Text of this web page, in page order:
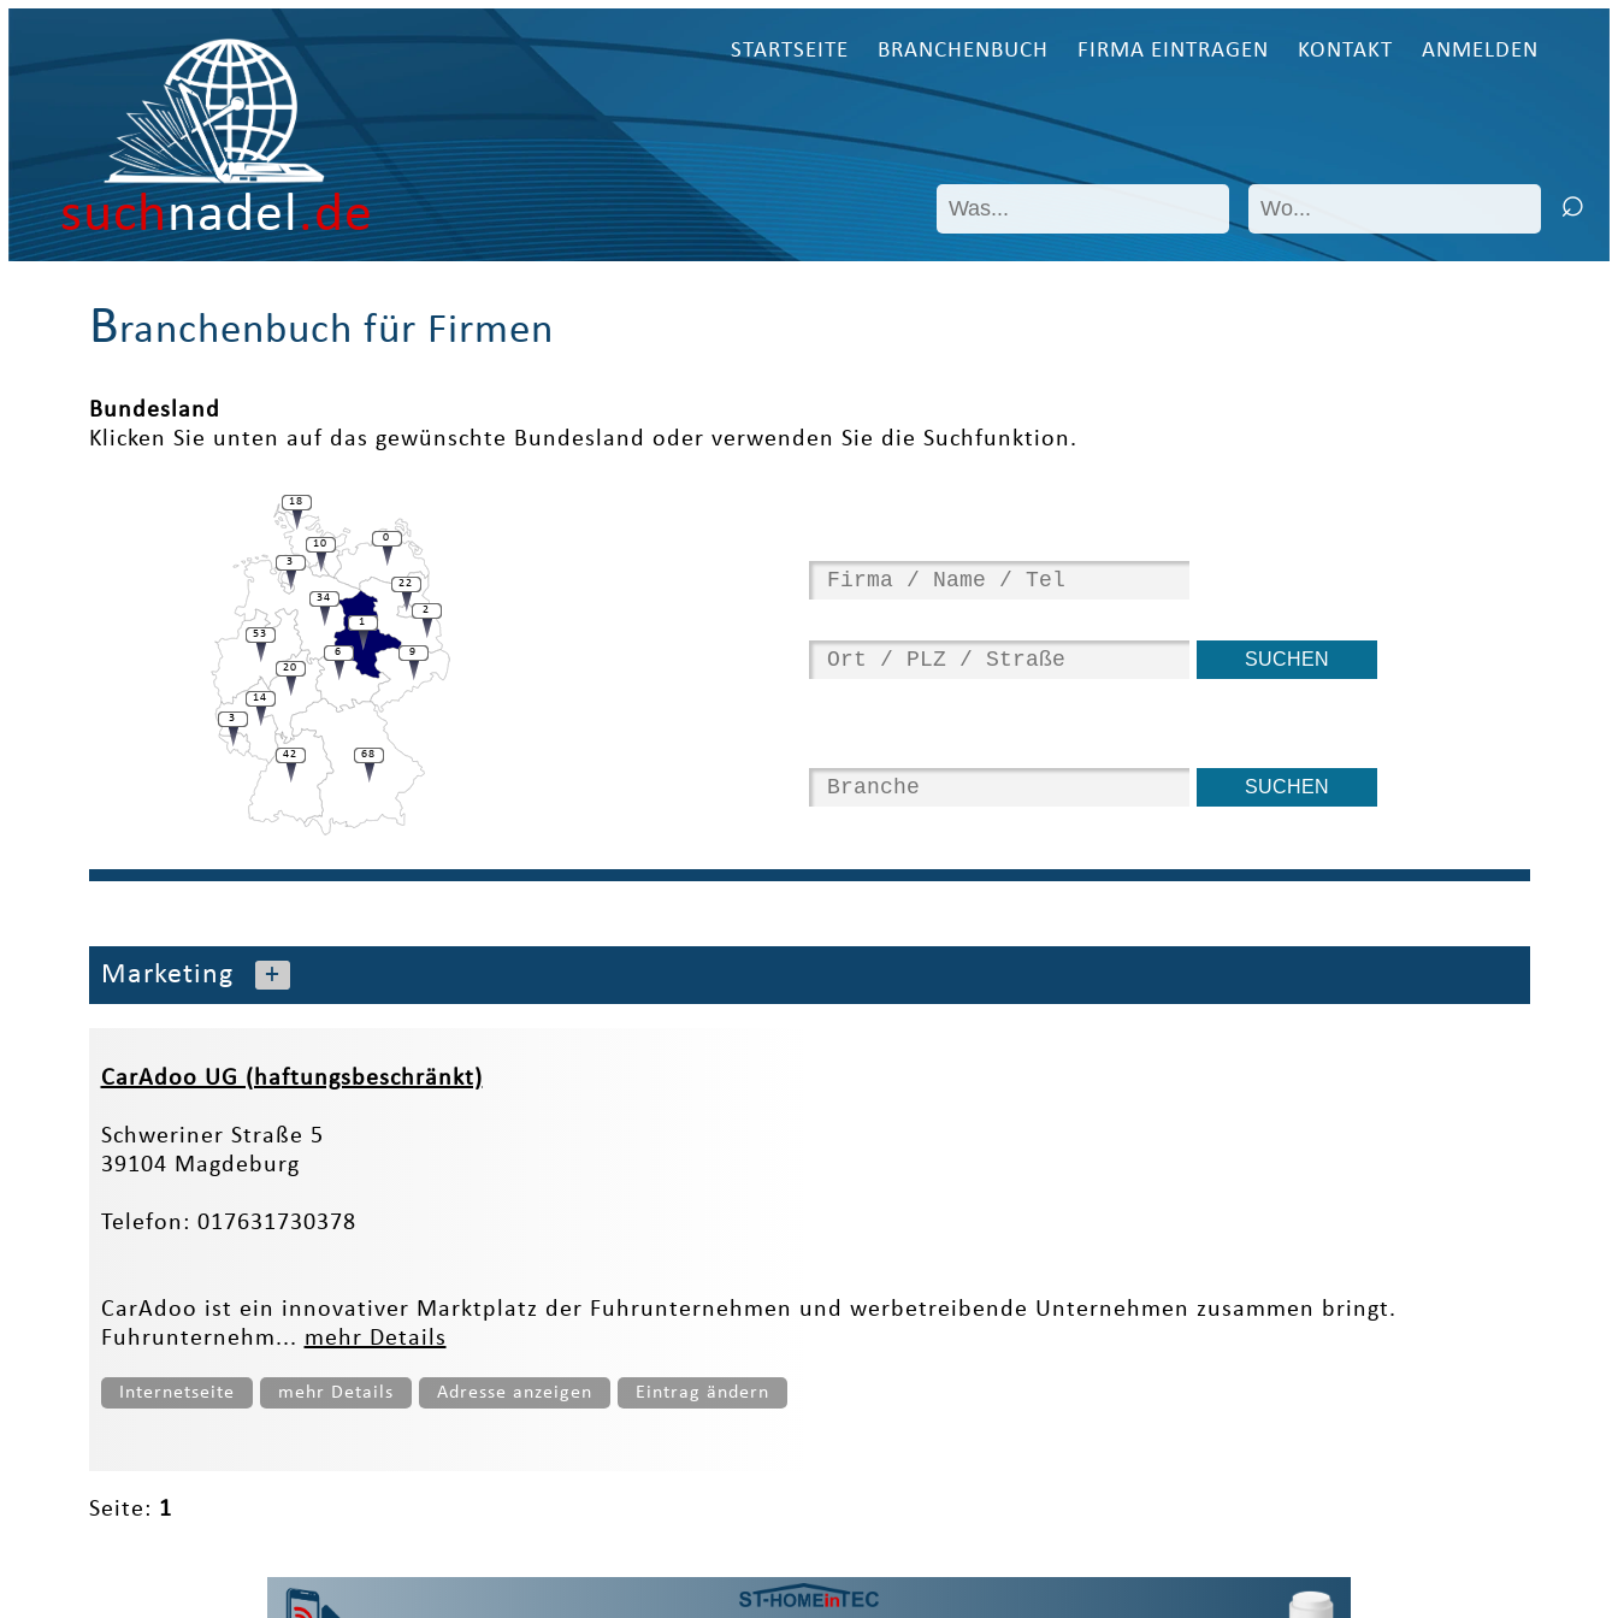
suchnadel.de
STARTSEITE BRANCHENBUCH FIRMA EINTRAGEN KONTAKT ANMELDEN
Branchenbuch für Firmen
Bundesland
Klicken Sie unten auf das gewünschte Bundesland oder verwenden Sie die Suchfunktion.
9
2
53
22
1
0
10
18
3
34
3
20
14
42
6
68
Marketing +
CarAdoo UG (haftungsbeschränkt)
Schweriner Straße 5
39104 Magdeburg
Telefon: 017631730378
CarAdoo ist ein innovativer Marktplatz der Fuhrunternehmen und werbetreibende Unternehmen zusammen bringt.
Fuhrunternehm... mehr Details
Internetseite mehr Details Adresse anzeigen Eintrag ändern
Seite: 1